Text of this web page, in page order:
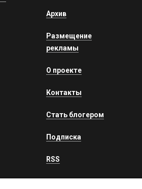
Архив
Размещение
рекламы
О проекте
Контакты
Стать блогером
Подписка
RSS